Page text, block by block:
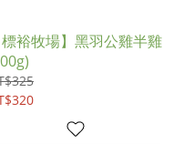
標裕牧場】黑羽公雞半雞